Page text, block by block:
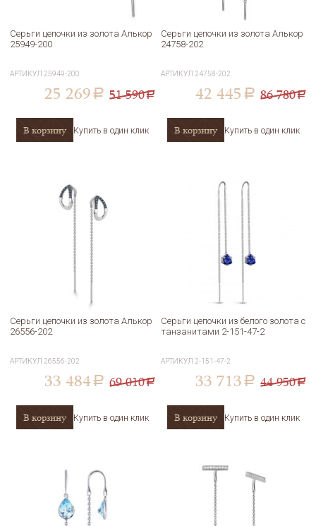
Серьги цепочки из золота Алькор
25949-200
АРТИКУЛ 25949-200
25 269 a 51 590a
В корзину Купить в один клик
Серьги цепочки из золота Алькор
24758-202
АРТИКУЛ 24758-202
42 445 a 86 780a
В корзину Купить в один клик
Серьги цепочки из золота Алькор
26556-202
АРТИКУЛ 26556-202
33 484 a 69 010a
В корзину Купить в один клик
Серьги цепочки из белого золота с
танзанитами 2-151-47-2
АРТИКУЛ 2-151-47-2
33 713 a 44 950a
В корзину Купить в один клик